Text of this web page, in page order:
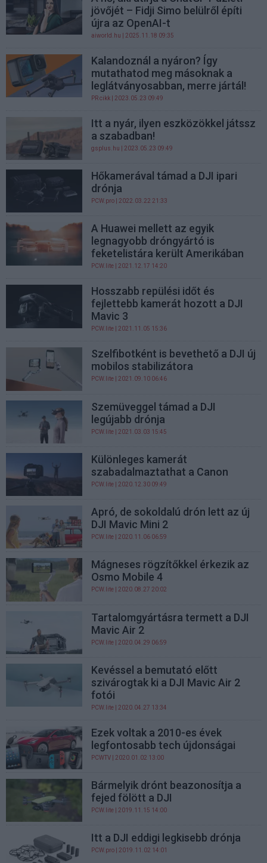
jövőjét – Fidji Simo belülről építi
újra az OpenAI-t
aiworld.hu | 2025.11.18 09:35
Kalandoznál a nyáron? Így
mutathatod meg másoknak a
leglátványosabban, merre jártál!
PR cikk | 2023.05.23 09:49
Itt a nyár, ilyen eszközökkel játssz
a szabadban!
gsplus.hu | 2023.05.23 09:49
Hőkamerával támad a DJI ipari
drónja
PCW.pro | 2022.03.22 21:33
A Huawei mellett az egyik
legnagyobb dróngyártó is
feketelistára került Amerikában
PCW.lite | 2021.12.17 14:20
Hosszabb repülési időt és
fejlettebb kamerát hozott a DJI
Mavic 3
PCW.lite | 2021.11.05 15:36
Szelfibotként is bevethető a DJI új
mobilos stabilizátora
PCW.lite | 2021.09.10 06:46
Szemüveggel támad a DJI
legújabb drónja
PCW.lite | 2021.03.03 15:45
Különleges kamerát
szabadalmaztathat a Canon
PCW.lite | 2020.12.30 09:49
Apró, de sokoldalú drón lett az új
DJI Mavic Mini 2
PCW.lite | 2020.11.06 06:59
Mágneses rögzítőkkel érkezik az
Osmo Mobile 4
PCW.lite | 2020.08.27 20:02
Tartalomgyártásra termett a DJI
Mavic Air 2
PCW.lite | 2020.04.29 06:59
Kevéssel a bemutató előtt
szivárogtak ki a DJI Mavic Air 2
fotói
PCW.lite | 2020.04.27 13:34
Ezek voltak a 2010-es évek
legfontosabb tech újdonságai
PCWTV | 2020.01.02 13:00
Bármelyik drónt beazonosítja a
fejed fölött a DJI
PCW.lite | 2019.11.15 14:00
Itt a DJI eddigi legkisebb drónja
PCW.pro | 2019.11.02 14:01